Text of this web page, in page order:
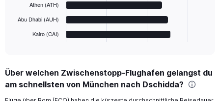
has
Range:
6
Athen (ATH)
Abu Dhabi (AUH)
Kairo (CAI)
Über welchen Zwischenstopp-Flughafen gelangst du
am schnellsten von München nach Dschidda?